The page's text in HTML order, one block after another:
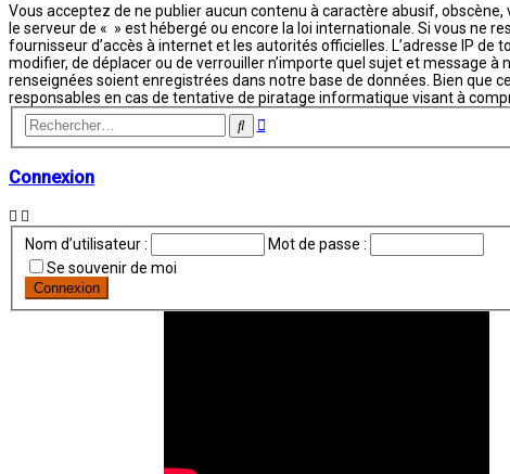
Vous acceptez de ne publier aucun contenu à caractère abusif,
le serveur de « » est hébergé ou encore la loi internationale. Si vous ne
fournisseur d’accès à internet et les autorités officielles. L’adresse IP
modifier, de déplacer ou de verrouiller n’importe quel sujet et message
renseignées soient enregistrées dans notre base de données. Bien que
responsables en cas de tentative de piratage informatique visant à
Rechercher
Recherche
Connexion
Nom d’utilisateur :
Mot de passe :
Se souvenir de moi